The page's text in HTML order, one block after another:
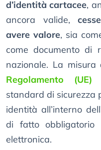
d’identità cartacee,
ancora valide,
avere valore, sia
come documento di
nazionale. La misura
Regolamento (UE)
standard di sicurezza
identità all’interno
di fatto obbligatorio
elettronica.